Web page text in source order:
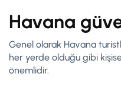
Havana
Genel olarak Havana
her yerde olduğu gibi
önemlidir.